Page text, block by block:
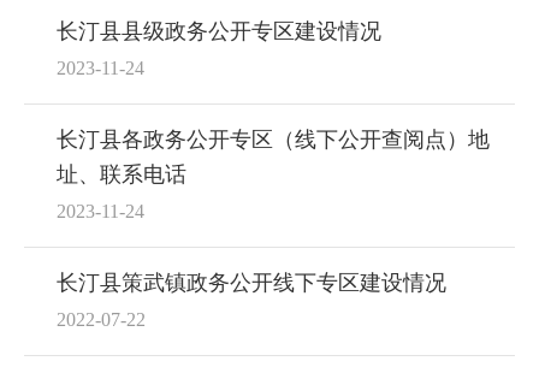
2023-11-24
长汀县县级政务公开专区建设情况
2023-11-24
长汀县各政务公开专区（线下公开查阅点）地
址、联系电话
2022-07-22
长汀县策武镇政务公开线下专区建设情况